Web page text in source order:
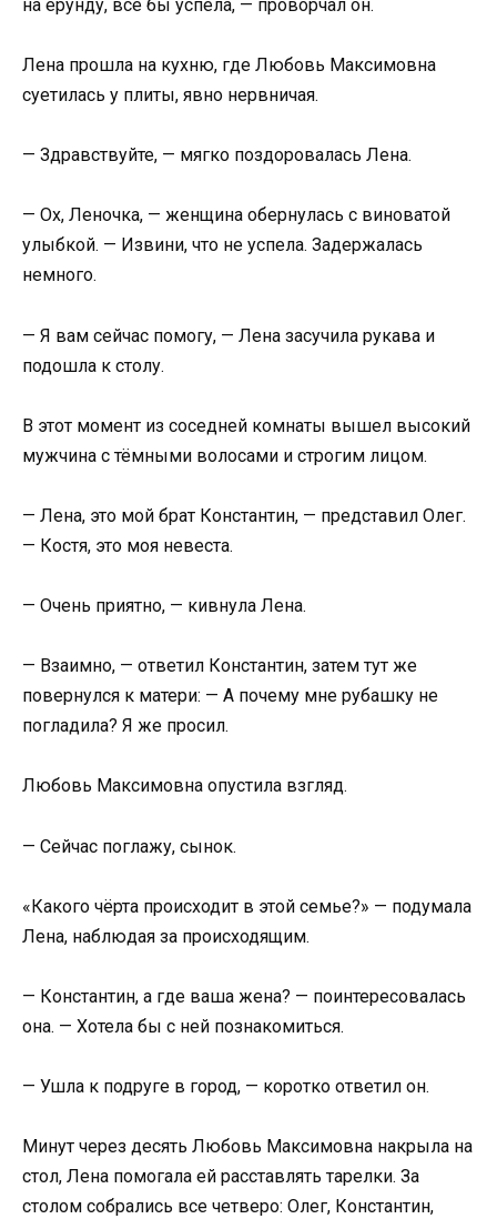
на ерунду, всё бы успела, — проворчал он.
Лена прошла на кухню, где Любовь Максимовна
суетилась у плиты, явно нервничая.
— Здравствуйте, — мягко поздоровалась Лена.
— Ох, Леночка, — женщина обернулась с виноватой
улыбкой. — Извини, что не успела. Задержалась
немного.
— Я вам сейчас помогу, — Лена засучила рукава и
подошла к столу.
В этот момент из соседней комнаты вышел высокий
мужчина с тёмными волосами и строгим лицом.
— Лена, это мой брат Константин, — представил Олег.
— Костя, это моя невеста.
— Очень приятно, — кивнула Лена.
— Взаимно, — ответил Константин, затем тут же
повернулся к матери: — А почему мне рубашку не
погладила? Я же просил.
Любовь Максимовна опустила взгляд.
— Сейчас поглажу, сынок.
«Какого чёрта происходит в этой семье?» — подумала
Лена, наблюдая за происходящим.
— Константин, а где ваша жена? — поинтересовалась
она. — Хотела бы с ней познакомиться.
— Ушла к подруге в город, — коротко ответил он.
Минут через десять Любовь Максимовна накрыла на
стол, Лена помогала ей расставлять тарелки. За
столом собрались все четверо: Олег, Константин,